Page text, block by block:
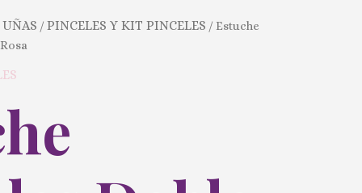
/ PINCELES Y KIT PINCELES / Estuche